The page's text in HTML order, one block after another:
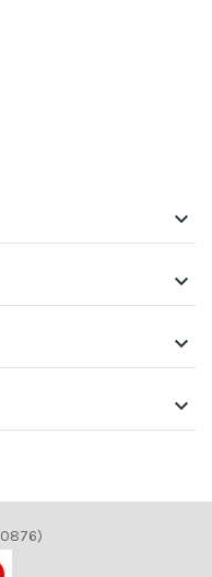
keyboard_arrow_down
keyboard_arrow_down
keyboard_arrow_down
keyboard_arrow_down